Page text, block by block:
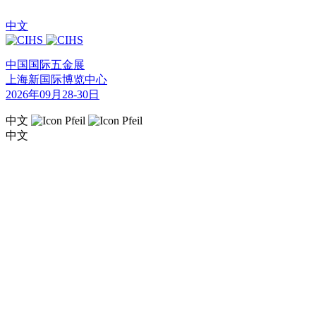
中文
中国国际五金展
上海新国际博览中心
2026年09月28-30日
中文
中文